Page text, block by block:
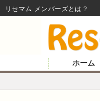
ホーム
リセマム メンバーズ